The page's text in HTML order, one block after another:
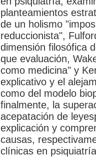
planteamientos
de un holismo
reduccionista",
dimensión filosófica
que evaluación,
como medicina" y
explicativo y el
como del modelo
finalmente, la
acepatación de
explicación y
causas,
clínicas en